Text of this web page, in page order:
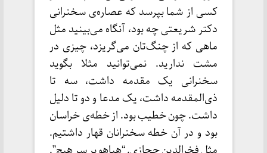
کسی از شما بپرسد که عصاره‌ی سخنرانی
دکتر شریعتی چه بود، آنگاه می‌بینید مثل
ماهی که از چنگ‌تان می‌گریزد، چیزی در
مشت ندارید. نمی‌توانید مثلا بگوید
سخنرانی یک مقدمه داشت، سه تا
ذی‌المقدمه داشت، یک مدعا و دو تا دلیل
داشت. چون خطیب بود. از خطه‌ی خراسان
بود و در آن خطه سخنرانان قهار داشتیم.